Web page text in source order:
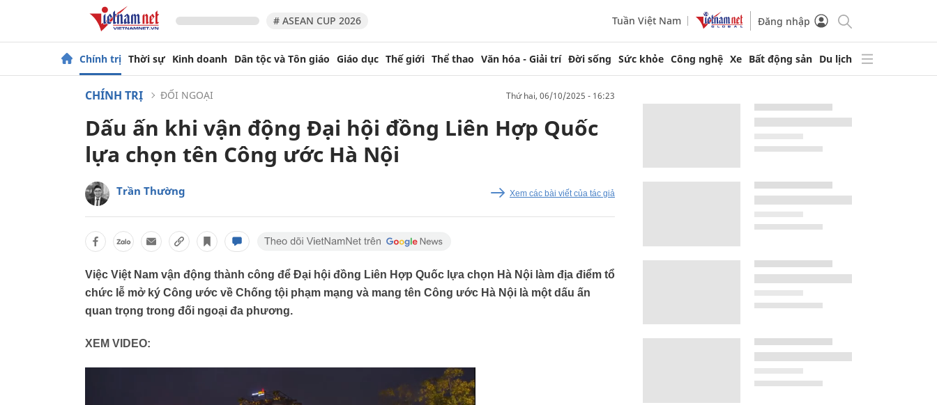
# ASEAN CUP 2026 Tuần Việt Nam Đăng nhập
Chính trị Thời sự Kinh doanh Dân tộc và Tôn giáo Giáo dục Thế giới Thể thao Văn hóa - Giải trí Đời sống Sức khỏe Công nghệ Xe Bất động sản Du lịch
CHÍNH TRỊ ĐỐI NGOẠI thứ hai, 06/10/2025 - 16:23
Dấu ấn khi vận động Đại hội đồng Liên Hợp Quốc
lựa chọn tên Công ước Hà Nội
Trần Thường Xem các bài viết của tác giả
Việc Việt Nam vận động thành công để Đại hội đồng Liên Hợp Quốc lựa chọn Hà Nội làm địa điểm tổ
chức lễ mở ký Công ước về Chống tội phạm mạng và mang tên Công ước Hà Nội là một dấu ấn
quan trọng trong đối ngoại đa phương.
XEM VIDEO: